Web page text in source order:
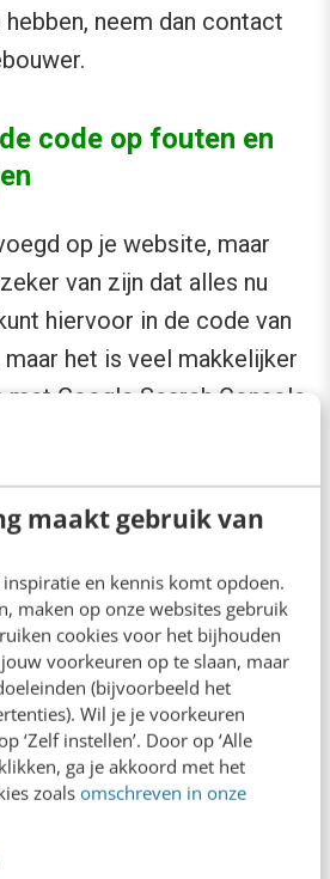
maakt gebruik van
en kennis komt opdoen.
maken op onze websites gebruik
cookies voor het bijhouden
voorkeuren op te slaan, maar
(bijvoorbeeld het
Wil je je voorkeuren
‘Zelf instellen’. Door op ‘Alle
ga je akkoord met het
zoals omschreven in onze
neem dan contact
code op fouten en
op je website, maar
van zijn dat alles nu
hiervoor in de code van
het is veel makkelijker
met Google Search Console
aan de rechterkant in het
Als je hierop klikt, krijg
te zien. Zie je
een ‘0’ staan en bij ‘geldig’
Dan kun je door
stap! Heb je fouten of
zoals in onderstaand
is? Dan is het goed om dit
te controleren in het CMS of
op de juiste manier
contact op met je ATS-